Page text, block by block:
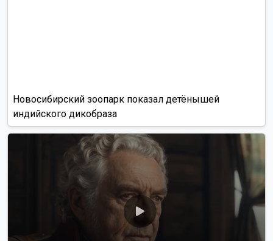
Новосибирский зоопарк показал детёнышей
индийского дикобраза